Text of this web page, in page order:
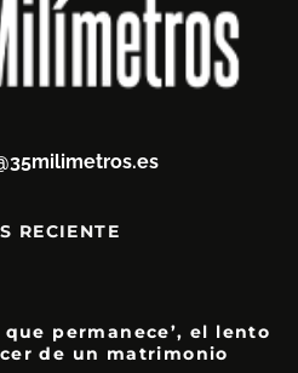
RECIENTE
que permanece’, el lento
de un matrimonio